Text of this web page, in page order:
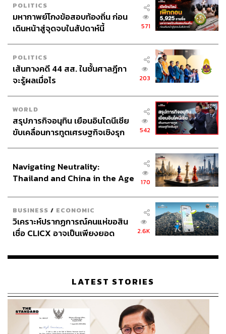
POLITICS
มหากาพย์โกงข้อสอบท้องถิ่น ก่อน
เดินหน้าสู่จุดจบในสัปดาห์นี้
571
POLITICS
เส้นทางคดี 44 สส. ในชั้นศาลฎีกา
จะรู้ผลเมื่อไร
203
WORLD
สรุปภารกิจอนุทิน เยือนอินโดนีเซีย
ขับเคลื่อนการทูตเศรษฐกิจเชิงรุก
542
Navigating Neutrality:
Thailand and China in the Age
170
BUSINESS / ECONOMIC
วิเคราะห์ปรากฏการณ์คนแห่ขอสิน
เชื่อ CLICX อาจเป็นเพียงยอด
เรือนไทยที่ถูกซุกไว้
2.6K
LATEST STORIES